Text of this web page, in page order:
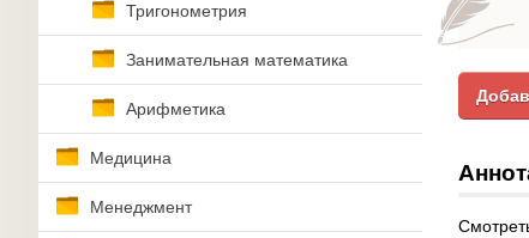
Тригонометрия
Занимательная математика
Арифметика
Медицина
Менеджмент